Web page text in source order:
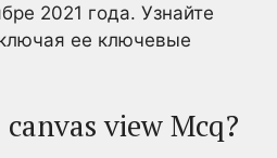
2021 года. Узнайте
ее ключевые
view Mcq?